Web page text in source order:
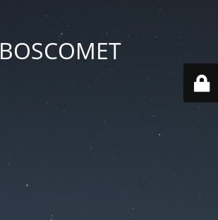
BOSCOMET